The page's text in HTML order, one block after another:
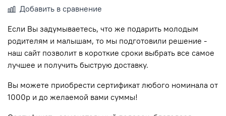
Добавить в сравнение
Если Вы задумываетесь, что же подарить молодым
родителям и малышам, то мы подготовили решение -
наш сайт позволит в короткие сроки выбрать все самое
лучшее и получить быструю доставку.
Вы можете приобрести сертификат любого номинала от
1000р и до желаемой вами суммы!